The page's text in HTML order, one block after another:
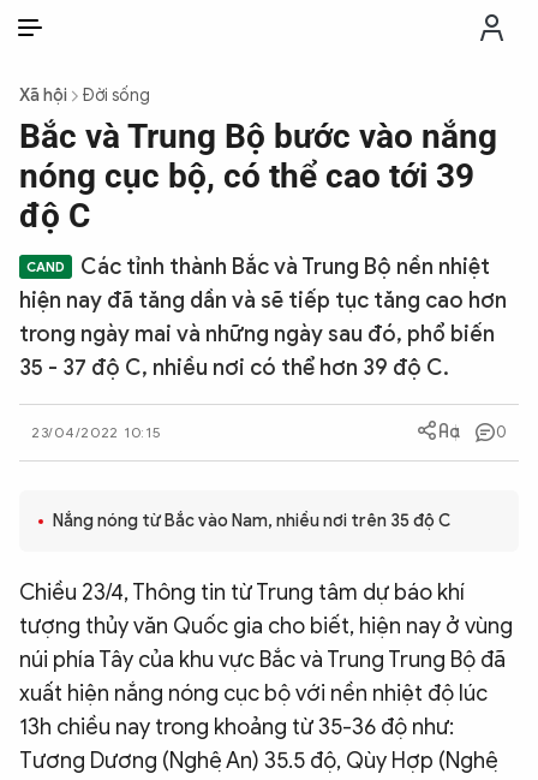
THỜI SỰ
CHỐNG DIỄN BIẾN HÒA BÌNH
CÔNG AN TRONG LÒNG DÂN
XÃ HỘI
VĂN HÓA - THỂ THAO
BẠN ĐỌC & CAND
Xã hội Đời sống
Bắc và Trung Bộ bước vào nắng
nóng cục bộ, có thể cao tới 39
độ C
Các tỉnh thành Bắc và Trung Bộ nền nhiệt
hiện nay đã tăng dần và sẽ tiếp tục tăng cao hơn
trong ngày mai và những ngày sau đó, phổ biến
35 - 37 độ C, nhiều nơi có thể hơn 39 độ C.
23/04/2022 10:15 0
Nắng nóng từ Bắc vào Nam, nhiều nơi trên 35 độ C
Chiều 23/4, Thông tin từ Trung tâm dự báo khí
tượng thủy văn Quốc gia cho biết, hiện nay ở vùng
núi phía Tây của khu vực Bắc và Trung Trung Bộ đã
xuất hiện nắng nóng cục bộ với nền nhiệt độ lúc
13h chiều nay trong khoảng từ 35-36 độ như:
Tương Dương (Nghệ An) 35.5 độ, Qùy Hợp (Nghệ